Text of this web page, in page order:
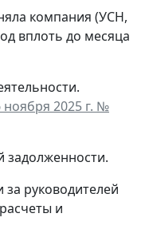
компания (УСН,
вплоть до месяца
2025 г. №
задолженности.
руководителей
и